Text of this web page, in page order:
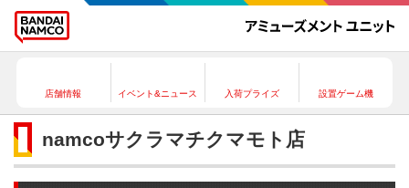
店舗情報 イベント&ニュース 入荷プライズ 設置ゲーム機
namcoサクラマチクマモト店